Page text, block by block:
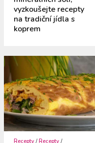
vyzkoušejte recepty
na tradiční jídla s
koprem
Recepty /Recepty /